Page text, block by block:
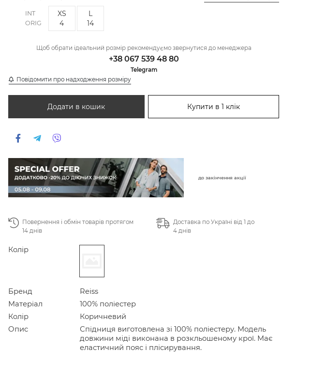
INT
ORIG
XS
4
L
14
Щоб обрати ідеальний розмір рекомендуємо звернутися до менеджера
+38 067 539 48 80
Telegram
Повідомити про надходження розміру
Додати в кошик Купити в 1 клік
до закінчення акції
Повернення і обмін товарів протягом
14 днів
Доставка по Україні від 1 до
4 днів
Колір
Бренд
Reiss
Матеріал
100% поліестер
Колір
Коричневий
Опис
Спідниця виготовлена зі 100% поліестеру. Модель
довжини міді виконана в розкльошеному крої. Має
еластичний пояс і плісирування.